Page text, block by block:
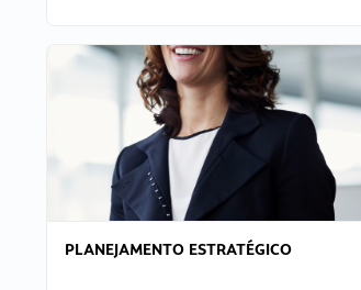
PLANEJAMENTO ESTRATÉGICO